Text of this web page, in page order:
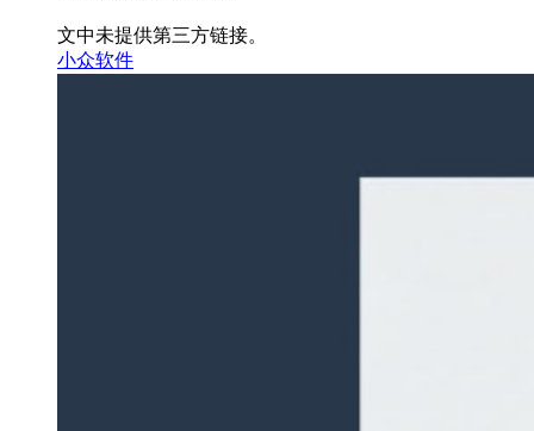
文中未提供第三方链接。
小众软件